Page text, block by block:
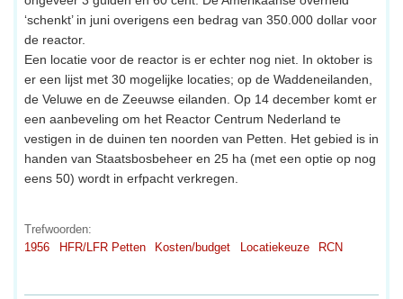
‘schenkt’ in juni overigens een bedrag van 350.000 dollar voor
de reactor.
Een locatie voor de reactor is er echter nog niet. In oktober is
er een lijst met 30 mogelijke locaties; op de Waddeneilanden,
de Veluwe en de Zeeuwse eilanden. Op 14 december komt er
een aanbeveling om het Reactor Centrum Nederland te
vestigen in de duinen ten noorden van Petten. Het gebied is in
handen van Staatsbosbeheer en 25 ha (met een optie op nog
eens 50) wordt in erfpacht verkregen.
Trefwoorden:
1956
HFR/LFR Petten Kosten/budget Locatiekeuze RCN